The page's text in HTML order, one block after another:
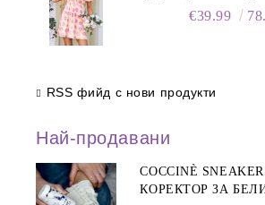
€39.99
RSS фийд с нови продукти
Най-продавани
COCCINÈ
КОРЕКТОР ЗА